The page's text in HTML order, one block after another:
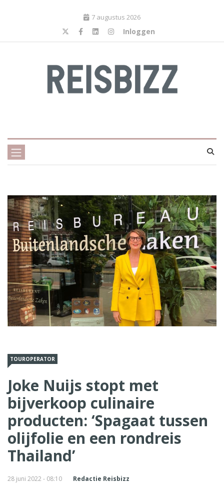
7 augustus 2026
Inloggen
TOUROPERATOR
Joke Nuijs stopt met
bijverkoop culinaire
producten: ‘Spagaat tussen
olijfolie en een rondreis
Thailand’
28 juni 2022 - 08:10 Redactie Reisbizz